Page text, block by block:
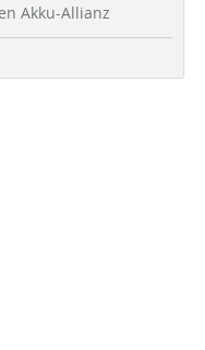
Akku-Allianz